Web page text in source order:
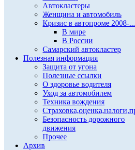
Автокластеры
Женщина и автомобиль
Кризис в автопроме 2008-...
В мире
В России
Самарский автокластер
Полезная информация
Защита от угона
Полезные ссылки
О здоровье водителя
Уход за автомобилем
Техника вождения
Безопасность дорожного
движения
Прочее
Архив